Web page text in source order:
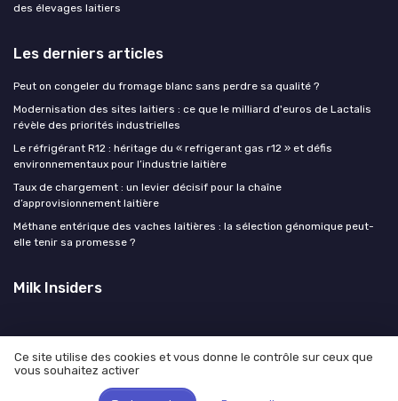
des élevages laitiers
Les derniers articles
Peut on congeler du fromage blanc sans perdre sa qualité ?
Modernisation des sites laitiers : ce que le milliard d'euros de Lactalis
révèle des priorités industrielles
Le réfrigérant R12 : héritage du « refrigerant gas r12 » et défis
environnementaux pour l’industrie laitière
Taux de chargement : un levier décisif pour la chaîne
d’approvisionnement laitière
Méthane entérique des vaches laitières : la sélection génomique peut-
elle tenir sa promesse ?
Milk Insiders
Mentions légales
Ce site utilise des cookies et vous donne le contrôle sur ceux que
vous souhaitez activer